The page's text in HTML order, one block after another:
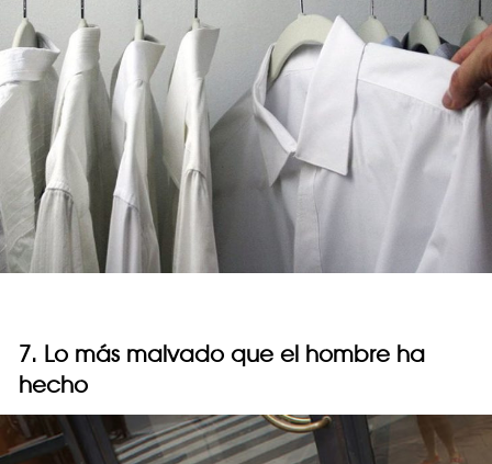
7. Lo más malvado que el hombre ha
hecho